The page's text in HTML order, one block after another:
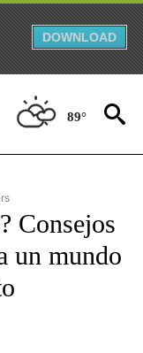
DOWNLOAD
89°
TO RECEIVE
Consejos
un mundo